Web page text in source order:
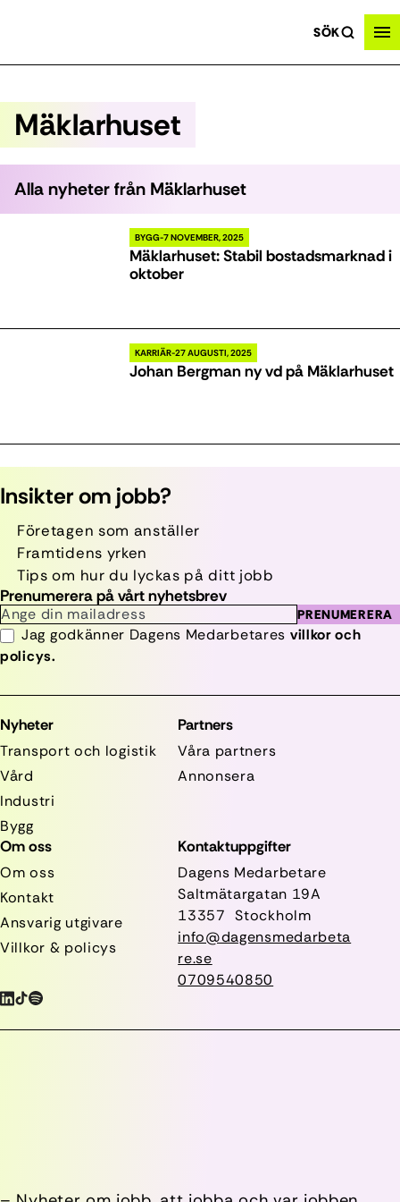
SÖK
Mäklarhuset
Alla nyheter från Mäklarhuset
BYGG 7 NOVEMBER, 2025
Mäklarhuset: Stabil bostadsmarknad i
oktober
KARRIÄR 27 AUGUSTI, 2025
Johan Bergman ny vd på Mäklarhuset
Insikter om jobb?
Företagen som anställer
Framtidens yrken
Tips om hur du lyckas på ditt jobb
Prenumerera på vårt nyhetsbrev
PRENUMERERA
Jag godkänner Dagens Medarbetares villkor och
policys.
Nyheter
Transport och logistik
Vård
Industri
Bygg
Partners
Våra partners
Annonsera
Om oss
Om oss
Kontakt
Ansvarig utgivare
Villkor & policys
Kontaktuppgifter
Dagens Medarbetare
Saltmätargatan 19A
13357 Stockholm
info@dagensmedarbeta
re.se
0709540850